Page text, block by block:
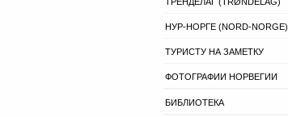
НУР-НОРГЕ (NORD-NORGE)
ТУРИСТУ НА ЗАМЕТКУ
ФОТОГРАФИИ НОРВЕГИИ
БИБЛИОТЕКА